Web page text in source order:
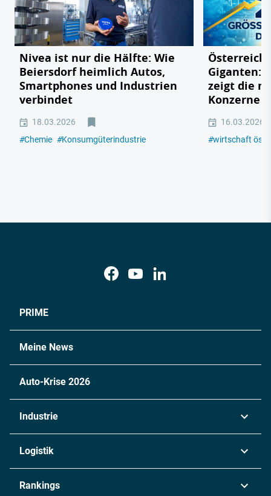
Nivea ist nur die Hälfte: Wie
Beiersdorf heimlich Autos,
Smartphones und Industrien
verbindet
18.03.2026
#Chemie #Konsumgüterindustrie
Giganten:
zeigt die
Konzerne
16.03.2026
#wirtschaft
PRIME
Meine News
Auto-Krise 2026
Industrie
Chemie
Logistik
Rankings